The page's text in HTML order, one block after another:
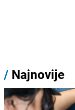
/ Najnovije